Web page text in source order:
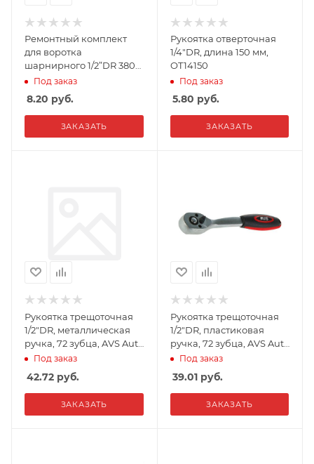
Ремонтный комплект
для воротка
шарнирного 1/2”DR 380
мм, AVS Auto Tools,
Под заказ
8.20 руб.
ЗАКАЗАТЬ
Рукоятка отверточная
1/4"DR, длина 150 мм,
OT14150
Под заказ
5.80 руб.
ЗАКАЗАТЬ
Рукоятка трещоточная
1/2"DR, металлическая
ручка, 72 зубца, AVS Auto
Tools, RH01272
Под заказ
42.72 руб.
ЗАКАЗАТЬ
Рукоятка трещоточная
1/2"DR, пластиковая
ручка, 72 зубца, AVS Auto
Tools, RH11272
Под заказ
39.01руб.
ЗАКАЗАТЬ